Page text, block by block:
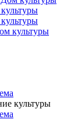
культуры
культуры